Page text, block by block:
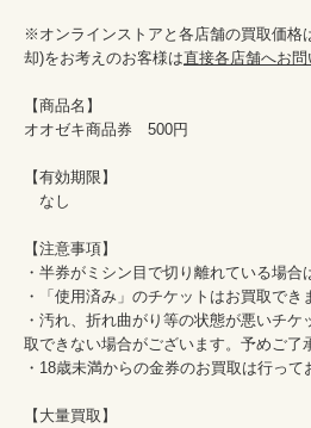
※オンラインストアと各店舗の買取価格
却)をお考えのお客様は直接各店舗へお問
【商品名】
オオゼキ商品券　500円
【有効期限】
なし
【注意事項】
・半券がミシン目で切り離れている場合
・「使用済み」のチケットはお買取でき
・汚れ、折れ曲がり等の状態が悪いチ
取できない場合がございます。予めご了
・18歳未満からの金券のお買取は行って
【大量買取】